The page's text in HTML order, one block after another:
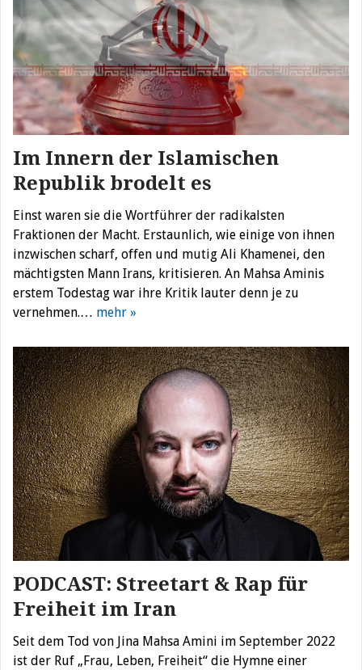
Im Innern der Islamischen
Republik brodelt es
Einst waren sie die Wortführer der radikalsten
Fraktionen der Macht. Erstaunlich, wie einige von ihnen
inzwischen scharf, offen und mutig Ali Khamenei, den
mächtigsten Mann Irans, kritisieren. An Mahsa Aminis
erstem Todestag war ihre Kritik lauter denn je zu
vernehmen.… mehr »
PODCAST: Streetart & Rap für
Freiheit im Iran
Seit dem Tod von Jina Mahsa Amini im September 2022
ist der Ruf „Frau, Leben, Freiheit“ die Hymne einer